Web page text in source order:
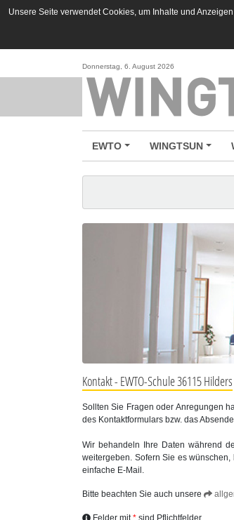
Unsere Seite verwendet Cookies, um Inhalte und
Donnerstag, 6. August 2026
EWTO WINGTSUN
Kontakt - EWTO-Schule 36115 Hilders
Sollten Sie Fragen oder Anregungen
des Kontaktformulars bzw. das
Wir behandeln Ihre Daten während
weitergeben. Sofern Sie es
einfache E-Mail.
Bitte beachten Sie auch unsere
Felder mit
sind Pflichtfelder